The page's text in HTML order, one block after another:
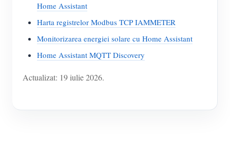
Home Assistant
Harta registrelor Modbus TCP IAMMETER
Monitorizarea energiei solare cu Home Assistant
Home Assistant MQTT Discovery
Actualizat: 19 iulie 2026.